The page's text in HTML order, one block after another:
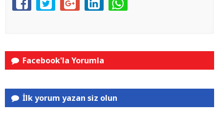
Facebook'la Yorumla
İlk yorum yazan siz olun